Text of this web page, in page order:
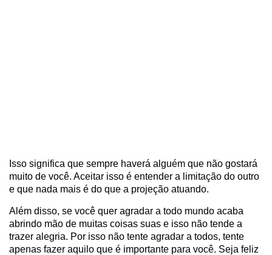
Isso significa que sempre haverá alguém que não gostará
muito de você. Aceitar isso é entender a limitação do outro
e que nada mais é do que a projeção atuando.
Além disso, se você quer agradar a todo mundo acaba
abrindo mão de muitas coisas suas e isso não tende a
trazer alegria. Por isso não tente agradar a todos, tente
apenas fazer aquilo que é importante para você. Seja feliz